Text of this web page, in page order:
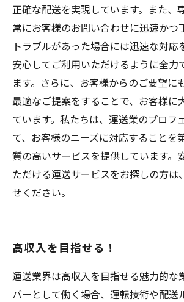
正確な配送を実現しています。また、
常にお客様のお問い合わせに迅速かつ
トラブルがあった場合には迅速な対応
安心してご利用いただけるように全力
ます。さらに、お客様からのご要望に
最適なご提案をすることで、お客様に
ています。私たちは、運送業のプロフ
て、お客様のニーズに対応することを
質の高いサービスを提供しています。
ただける運送サービスをお探しの方は
せください。
高収入を目指せる！
運送業界は高収入を目指せる魅力的な
バーとして働く場合、運転技術や配送